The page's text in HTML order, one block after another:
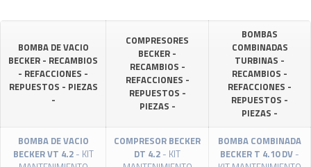
BOMBA DE VACIO
BECKER - RECAMBIOS
- REFACCIONES -
REPUESTOS - PIEZAS
-
COMPRESORES
BECKER -
RECAMBIOS -
REFACCIONES -
REPUESTOS -
PIEZAS -
BOMBAS
COMBINADAS
TURBINAS -
RECAMBIOS -
REFACCIONES -
REPUESTOS -
PIEZAS -
BOMBA DE VACIO
BECKER VT 4.2- KIT
COMPRESOR BECKER
DT 4.2 - KIT
BOMBA COMBINADA
BECKER T 4.10 DV -